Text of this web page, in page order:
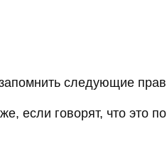
следующие
если говорят, что это